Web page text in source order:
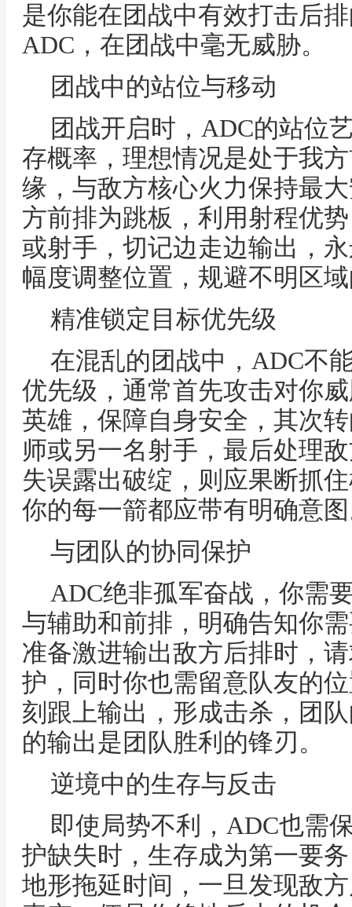
是你能在团战中有效打击后
ADC，在团战中毫无威胁。
团战中的站位与移动
团战开启时，ADC的站位
存概率，理想情况是处于我
缘，与敌方核心火力保持最
方前排为跳板，利用射程优
或射手，切记边走边输出，
幅度调整位置，规避不明区
精准锁定目标优先级
在混乱的团战中，ADC不
优先级，通常首先攻击对你
英雄，保障自身安全，其次
师或另一名射手，最后处理
失误露出破绽，则应果断抓
你的每一箭都应带有明确意
与团队的协同保护
ADC绝非孤军奋战，你需
与辅助和前排，明确告知你
准备激进输出敌方后排时，
护，同时你也需留意队友的
刻跟上输出，形成击杀，团
的输出是团队胜利的锋刃。
逆境中的生存与反击
即使局势不利，ADC也需
护缺失时，生存成为第一要
地形拖延时间，一旦发现敌